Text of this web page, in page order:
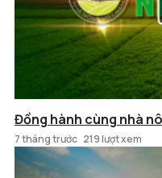
Đồng hành cùng nhà
7 tháng trước 219 lượt xem